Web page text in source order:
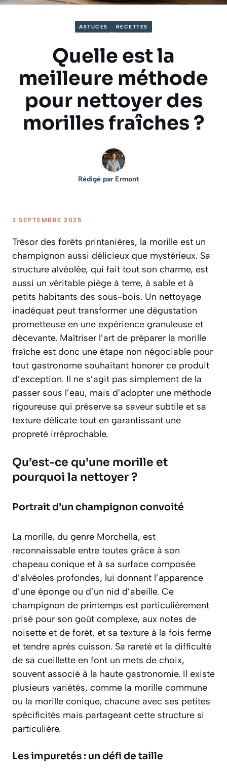
ASTUCES RECETTES
Quelle est la
meilleure méthode
pour nettoyer des
morilles fraîches ?
Rédigé par Ermont
3 SEPTEMBRE 2025
Trésor des forêts printanières, la morille est un
champignon aussi délicieux que mystérieux. Sa
structure alvéolée, qui fait tout son charme, est
aussi un véritable piège à terre, à sable et à
petits habitants des sous-bois. Un nettoyage
inadéquat peut transformer une dégustation
prometteuse en une expérience granuleuse et
décevante. Maîtriser l’art de préparer la morille
fraîche est donc une étape non négociable pour
tout gastronome souhaitant honorer ce produit
d’exception. Il ne s’agit pas simplement de la
passer sous l’eau, mais d’adopter une méthode
rigoureuse qui préserve sa saveur subtile et sa
texture délicate tout en garantissant une
propreté irréprochable.
Qu’est-ce qu’une morille et
pourquoi la nettoyer ?
Portrait d’un champignon convoité
La morille, du genre Morchella, est
reconnaissable entre toutes grâce à son
chapeau conique et à sa surface composée
d’alvéoles profondes, lui donnant l’apparence
d’une éponge ou d’un nid d’abeille. Ce
champignon de printemps est particulièrement
prisé pour son goût complexe, aux notes de
noisette et de forêt, et sa texture à la fois ferme
et tendre après cuisson. Sa rareté et la difficulté
de sa cueillette en font un mets de choix,
souvent associé à la haute gastronomie. Il existe
plusieurs variétés, comme la morille commune
ou la morille conique, chacune avec ses petites
spécificités mais partageant cette structure si
particulière.
Les impuretés : un défi de taille